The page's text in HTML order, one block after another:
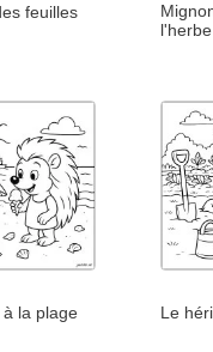
feuilles
l'herbe
la plage Le